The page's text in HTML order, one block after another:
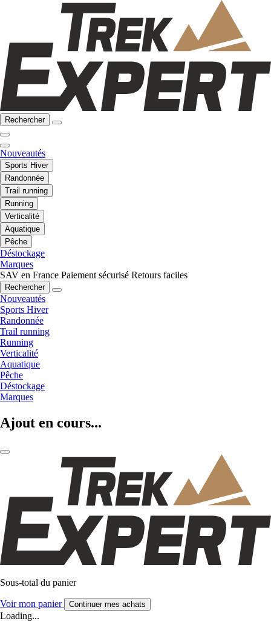
Rechercher
Nouveautés
Sports Hiver
Randonnée
Trail running
Running
Verticalité
Aquatique
Pêche
Déstockage
Marques
SAV en France Paiement sécurisé Retours faciles
Rechercher
Nouveautés
Sports Hiver
Randonnée
Trail running
Running
Verticalité
Aquatique
Pêche
Déstockage
Marques
Ajout en cours...
Sous-total du panier
Voir mon panier Continuer mes achats
Loading...